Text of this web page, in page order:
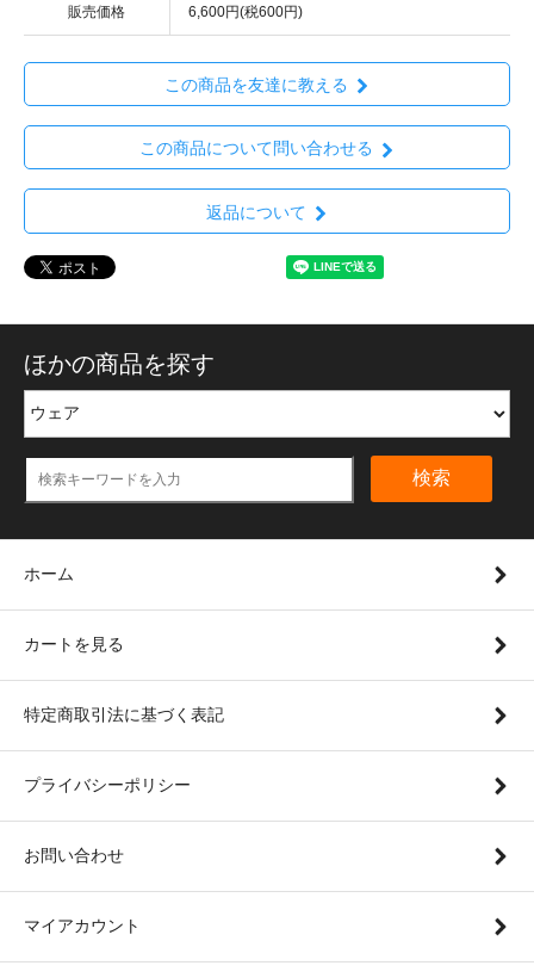
販売価格 6,600円(税600円)
この商品を友達に教える
この商品について問い合わせる
返品について
ほかの商品を探す
検索
ホーム
カートを見る
特定商取引法に基づく表記
プライバシーポリシー
お問い合わせ
マイアカウント